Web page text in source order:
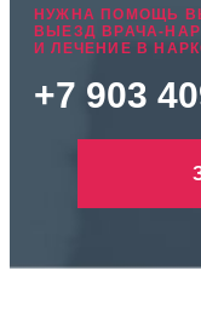
НУЖНА ПОМОЩЬ
ВЫЕЗД ВРАЧА-
И ЛЕЧЕНИЕ В
+7 903